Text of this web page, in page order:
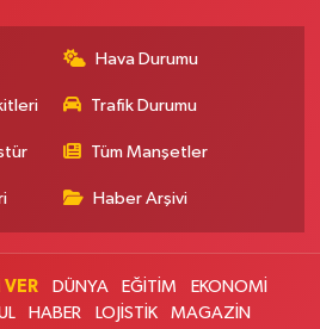
yanı
Tarifi Al
Hava Durumu
Trafik Durumu
Tüm Manşetler
Haber Arşivi
VER DÜNYA EĞİTİM
EKONOMİ
HABER LOJİSTİK MAGAZİN